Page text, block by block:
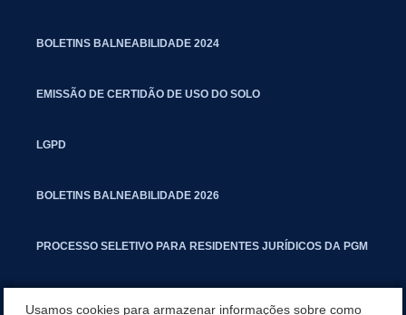
BOLETINS BALNEABILIDADE 2024
EMISSÃO DE CERTIDÃO DE USO DO SOLO
LGPD
BOLETINS BALNEABILIDADE 2026
PROCESSO SELETIVO PARA RESIDENTES JURÍDICOS DA PGM
Usamos cookies para armazenar informações sobre como